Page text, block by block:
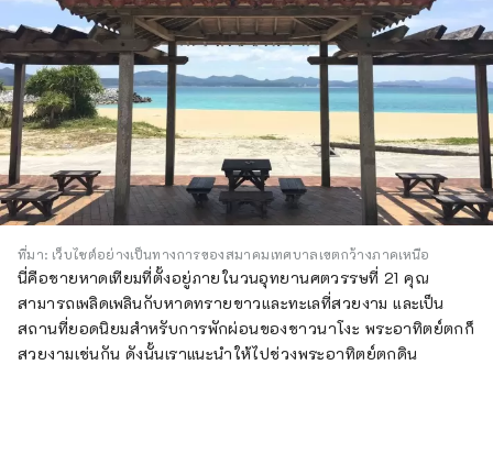
ที่มา: เว็บไซต์อย่างเป็นทางการของสมาคมเทศบาลเขตกว้างภาคเหนือ
นี่คือชายหาดเทียมที่ตั้งอยู่ภายในวนอุทยานศตวรรษที่ 21 คุณ
สามารถเพลิดเพลินกับหาดทรายขาวและทะเลที่สวยงาม และเป็น
สถานที่ยอดนิยมสำหรับการพักผ่อนของชาวนาโงะ พระอาทิตย์ตกก็
สวยงามเช่นกัน ดังนั้นเราแนะนำให้ไปช่วงพระอาทิตย์ตกดิน